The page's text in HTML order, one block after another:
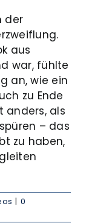
der
aus
war, fühlte
an, wie ein
zu Ende
anders, als
– das
zu haben,
| 0